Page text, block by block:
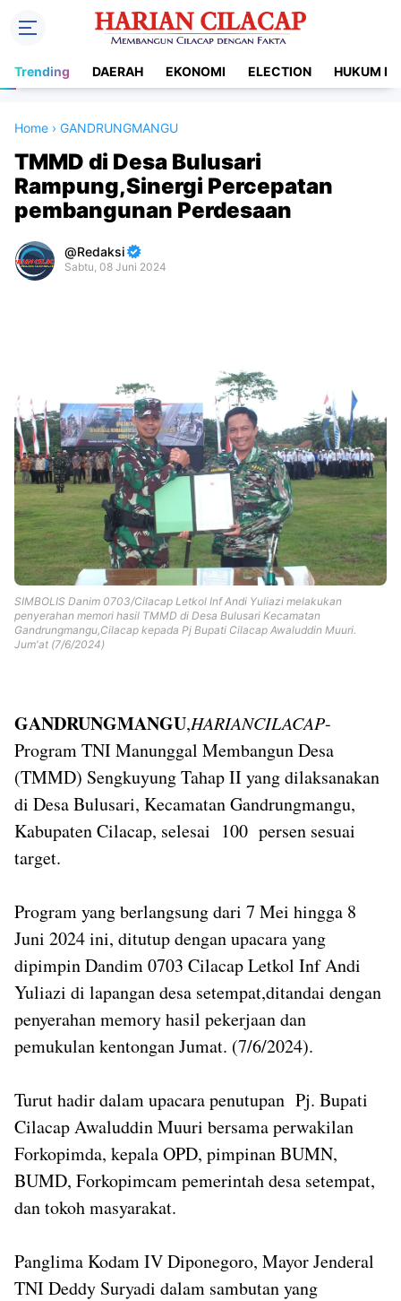
Trending DAERAH EKONOMI ELECTION HUKUM
Home › GANDRUNGMANGU
TMMD di Desa Bulusari
Rampung,Sinergi Percepatan
pembangunan Perdesaan
Redaksi
Sabtu, 08 Juni 2024
Shroff
Templates
SIMBOLIS Danim 0703/Cilacap Letkol Inf Andi Yuliazi melakukan
penyerahan memori hasil TMMD di Desa Bulusari Kecamatan
Gandrungmangu,Cilacap kepada Pj Bupati Cilacap Awaluddin Muuri.
Jum'at (7/6/2024)
GANDRUNGMANGU,HARIANCILACAP-
Program TNI Manunggal Membangun Desa
(TMMD) Sengkuyung Tahap II yang dilaksanakan
di Desa Bulusari, Kecamatan Gandrungmangu,
Kabupaten Cilacap, selesai 100 persen sesuai
target.
Program yang berlangsung dari 7 Mei hingga 8
Juni 2024 ini, ditutup dengan upacara yang
dipimpin Dandim 0703 Cilacap Letkol Inf Andi
Yuliazi di lapangan desa setempat,ditandai dengan
penyerahan memory hasil pekerjaan dan
pemukulan kentongan Jumat. (7/6/2024).
Turut hadir dalam upacara penutupan Pj. Bupati
Cilacap Awaluddin Muuri bersama perwakilan
Forkopimda, kepala OPD, pimpinan BUMN,
BUMD, Forkopimcam pemerintah desa setempat,
dan tokoh masyarakat.
Panglima Kodam IV Diponegoro, Mayor Jenderal
TNI Deddy Suryadi dalam sambutan yang